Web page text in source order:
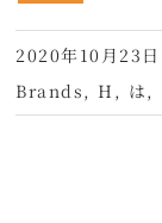
2020年10月23日
Brands , H , は ,